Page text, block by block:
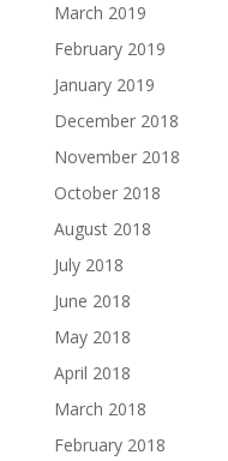
March 2019
February 2019
January 2019
December 2018
November 2018
October 2018
August 2018
July 2018
June 2018
May 2018
April 2018
March 2018
February 2018